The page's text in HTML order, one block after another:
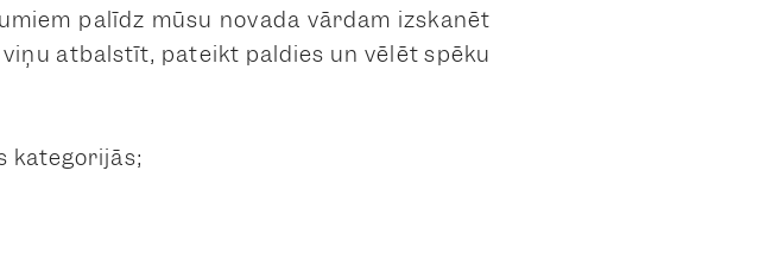
palīdz mūsu novada vārdam izskanēt
atbalstīt, pateikt paldies un vēlēt spēku
kategorijās;